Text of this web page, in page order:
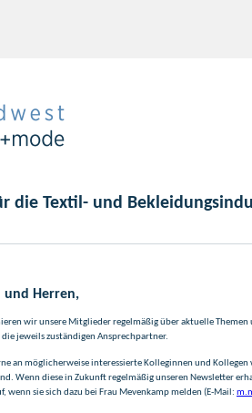
die Textil- und
und Herren,
wir unsere Mitglieder regelmäßig über aktuelle Themen
die jeweils zuständigen Ansprechpartner.
an möglicherweise interessierte Kolleginnen und
Wenn diese in Zukunft regelmäßig unseren Newsletter
wenn sie sich dazu bei Frau Mevenkamp melden (E-Mail: